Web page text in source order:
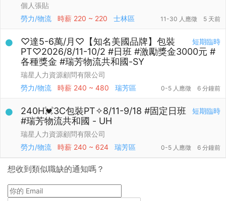
個人張貼
勞力/物流
時薪 220 ~ 220 士林區 11-30 人應徵 5 天前
短期臨時
♡達5-6萬/月♡【知名美國品牌】包裝
PT♡2026/8/11-10/2 #日班 #激勵獎金3000元 #
各種獎金 #瑞芳物流共和國-SY
瑞星人力資源顧問有限公司
勞力/物流
時薪 240 ~ 480 瑞芳區 0-5 人應徵 6 分鐘前
短期臨時
240H💓3C包裝PT✧8/11-9/18 #固定日班
#瑞芳物流共和國 - UH
瑞星人力資源顧問有限公司
勞力/物流
時薪 240 ~ 624 瑞芳區 0-5 人應徵 6 分鐘前
想收到類似職缺的通知嗎？